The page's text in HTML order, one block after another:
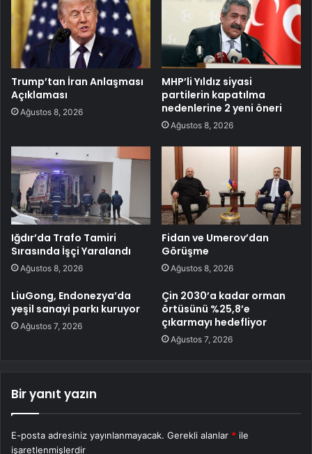
Trump’tan İran Anlaşması
Açıklaması
Ağustos 8, 2026
MHP’li Yıldız siyasi
partilerin kapatılma
nedenlerine 2 yeni öneri
Ağustos 8, 2026
Iğdır’da Trafo Tamiri
Sırasında İşçi Yaralandı
Ağustos 8, 2026
Fidan ve Umerov’dan
Görüşme
Ağustos 8, 2026
LiuGong, Endonezya’da
yeşil sanayi parkı kuruyor
Ağustos 7, 2026
Çin 2030’a kadar orman
örtüsünü %25,8’e
çıkarmayı hedefliyor
Ağustos 7, 2026
Bir yanıt yazın
E-posta adresiniz yayınlanmayacak. Gerekli alanlar * ile
işaretlenmişlerdir